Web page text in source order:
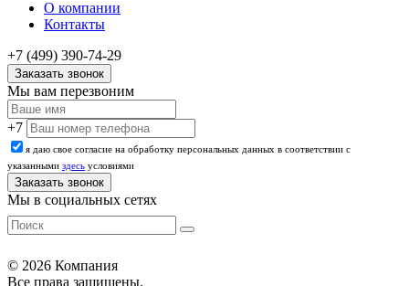
О компании
Контакты
+7 (499) 390-74-29
Заказать звонок
Мы вам перезвоним
+7
я даю свое согласие на обработку персональных данных в соответствии с
указанными здесь условиями
Мы в социальных сетях
© 2026 Компания
Все права защищены.